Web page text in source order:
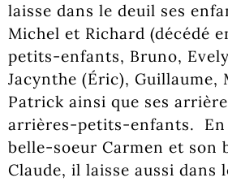
laisse dans le deuil ses
Michel et Richard (décédé
petits-enfants, Bruno,
Jacynthe (Éric), Guillaume,
Patrick ainsi que ses
arrières-petits-enfants. En
belle-soeur Carmen et son
Claude, il laisse aussi dans